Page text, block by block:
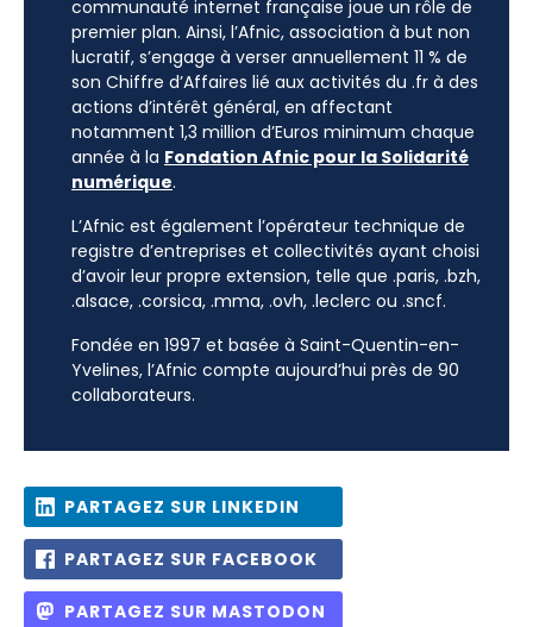
communauté internet française joue un rôle de
premier plan. Ainsi, l’Afnic, association à but non
lucratif, s’engage à verser annuellement 11 % de
son Chiffre d’Affaires lié aux activités du .fr à des
actions d’intérêt général, en affectant
notamment 1,3 million d’Euros minimum chaque
année à la Fondation Afnic pour la Solidarité
numérique.
L’Afnic est également l’opérateur technique de
registre d’entreprises et collectivités ayant choisi
d’avoir leur propre extension, telle que .paris, .bzh,
.alsace, .corsica, .mma, .ovh, .leclerc ou .sncf.
Fondée en 1997 et basée à Saint-Quentin-en-
Yvelines, l’Afnic compte aujourd’hui près de 90
collaborateurs.
PARTAGEZ SUR LINKEDIN
PARTAGEZ SUR FACEBOOK
PARTAGEZ SUR MASTODON